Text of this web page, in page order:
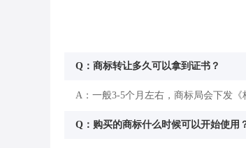
Q：商标转让多久可以拿到证书？
A：一般3-5个月左右，商标局会下发《
Q：购买的商标什么时候可以开始使用